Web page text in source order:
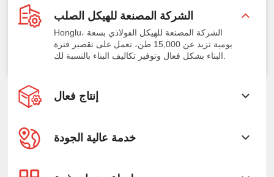
الشركة المصنعة للهيكل الصلب
Honglu، الشركة المصنعة للهيكل الفولاذي بسعة
يومية تزيد عن 15,000 طن، تعمل على تقصير فترة
البناء بشكل فعال وتوفير تكاليف البناء بالنسبة لك.
إنتاج فعال
خدمة عالية الجودة